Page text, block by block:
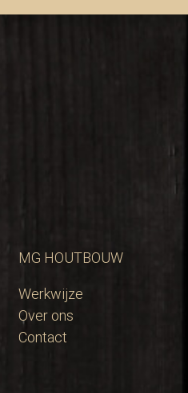
MG HOUTBOUW
Werkwijze
Over ons
Contact